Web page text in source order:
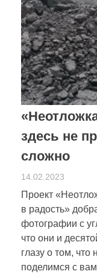
здесь не
сложно
14.02.2023
Проект
в радость»
фотографии с
что они и
глазу о том, что
поделимся с